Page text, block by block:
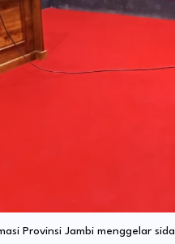
Provinsi Jambi menggelar